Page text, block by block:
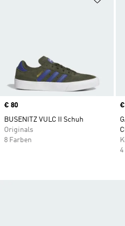
Price
€ 80
BUSENITZ VULC II Schuh
Originals
8 Farben
€
4